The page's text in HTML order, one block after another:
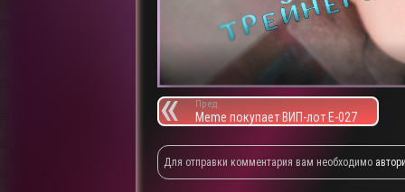
Пред.
Meme покупает ВИП-лот E-027
Для отправки комментария вам необходимо